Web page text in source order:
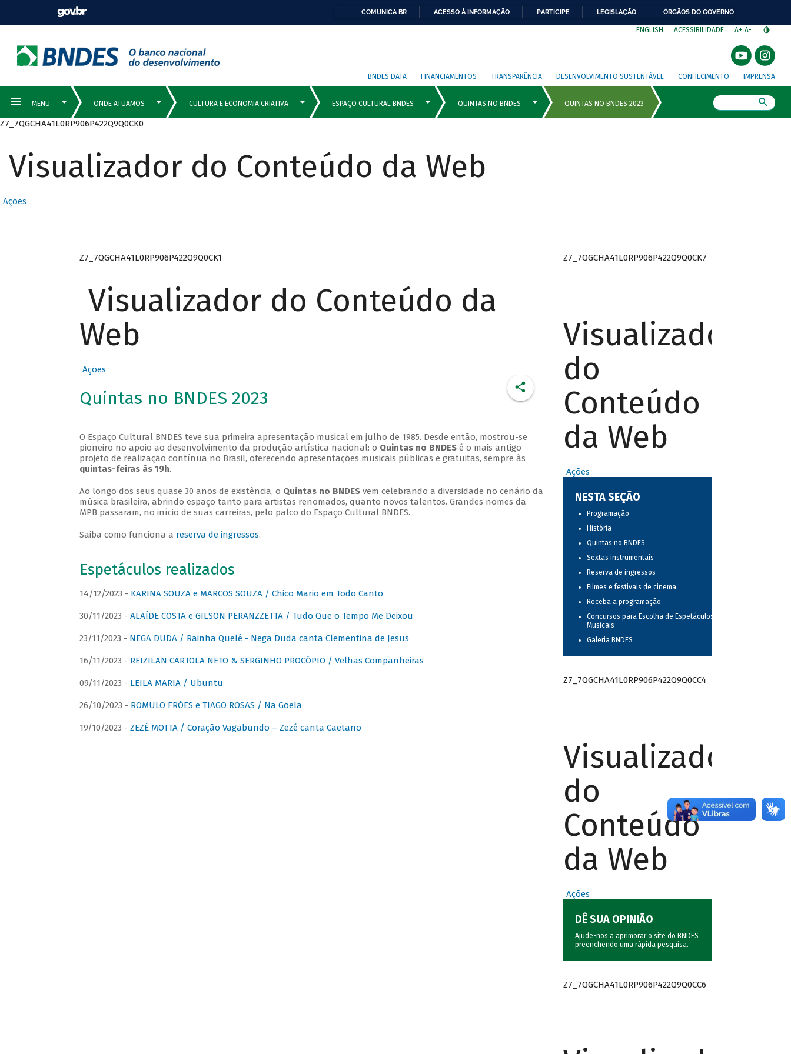
COMUNICA BR ACESSO À INFORMAÇÃO PARTICIPE LEGISLAÇÃO ÓRGÃOS DO GOVERNO
ENGLISH ACESSIBILIDADE A+ A-
BNDES DATA FINANCIAMENTOS TRANSPARÊNCIA DESENVOLVIMENTO SUSTENTÁVEL CONHECIMENTO IMPRENSA
Z7_7QGCHA41L0RP906P422Q9Q0CK0
Visualizador do Conteúdo da Web
Ações
Z7_7QGCHA41L0RP906P422Q9Q0CK1
Visualizador do Conteúdo da
Web
Ações
Quintas no BNDES 2023
O Espaço Cultural BNDES teve sua primeira apresentação musical em julho de 1985. Desde então, mostrou-se
pioneiro no apoio ao desenvolvimento da produção artística nacional: o Quintas no BNDESé o mais antigo
projeto de realização contínua no Brasil, oferecendo apresentações musicais públicas e gratuitas, sempre às
quintas-feiras às 19h.
Ao longo dos seus quase 30 anos de existência, o Quintas no BNDESvem celebrando a diversidade no cenário da
música brasileira, abrindo espaço tanto para artistas renomados, quanto novos talentos. Grandes nomes da
MPB passaram, no início de suas carreiras, pelo palco do Espaço Cultural BNDES.
Saiba como funciona a reserva de ingressos.
Espetáculos realizados
14/12/2023 - KARINA SOUZA e MARCOS SOUZA / Chico Mario em Todo Canto
30/11/2023 - ALAÍDE COSTA e GILSON PERANZZETTA / Tudo Que o Tempo Me Deixou
23/11/2023 - NEGA DUDA / Rainha Quelê - Nega Duda canta Clementina de Jesus
16/11/2023 - REIZILAN CARTOLA NETO & SERGINHO PROCÓPIO / Velhas Companheiras
09/11/2023 - LEILA MARIA / Ubuntu
26/10/2023 - ROMULO FRÓES e TIAGO ROSAS / Na Goela
19/10/2023 - ZEZÉ MOTTA / Coração Vagabundo – Zezé canta Caetano
Z7_7QGCHA41L0RP906P422Q9Q0CK7
Visualizador
do
Conteúdo
da Web
Ações
NESTA SEÇÃO
Programação
História
Quintas no BNDES
Sextas instrumentais
Reserva de ingressos
Filmes e festivais de cinema
Receba a programação
Concursos para Escolha de Espetáculos
Musicais
Galeria BNDES
Z7_7QGCHA41L0RP906P422Q9Q0CC4
Visualizador
do
Conteúdo
da Web
Ações
DÊ SUA OPINIÃO
Ajude-nos a aprimorar o site do BNDES
preenchendo uma rápida pesquisa.
Z7_7QGCHA41L0RP906P422Q9Q0CC6